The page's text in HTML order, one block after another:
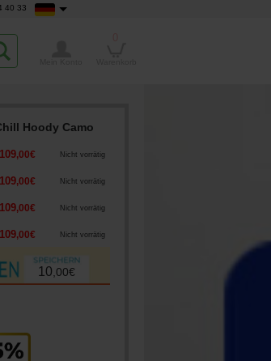
40 33
Hoody Camo
109,00€ Nicht vorrätig
109,00€ Nicht vorrätig
109,00€ Nicht vorrätig
109,00€ Nicht vorrätig
10,00€